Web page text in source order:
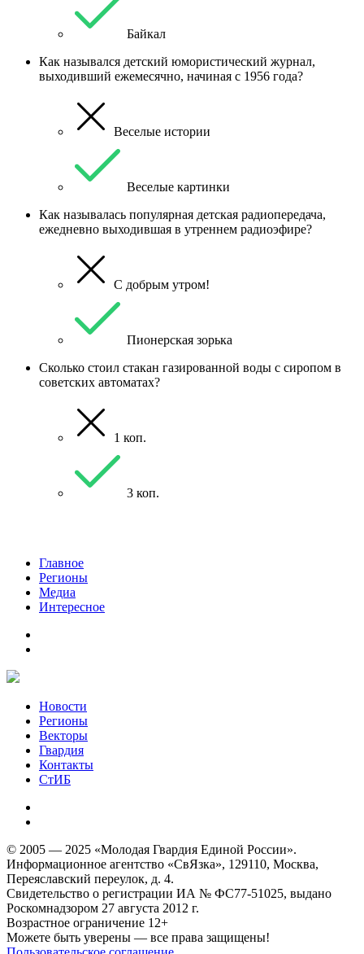
Байкал
Как назывался детский юмористический журнал,
выходивший ежемесячно, начиная с 1956 года?
Веселые истории
Веселые картинки
Как называлась популярная детская радиопередача,
ежедневно выходившая в утреннем радиоэфире?
С добрым утром!
Пионерская зорька
Сколько стоил стакан газированной воды с сиропом в
советских автоматах?
1 коп.
3 коп.
Главное
Регионы
Медиа
Интересное
Новости
Регионы
Векторы
Гвардия
Контакты
СтИБ
© 2005 — 2025 «Молодая Гвардия Единой России».
Информационное агентство «СвЯзка», 129110, Москва,
Переяславский переулок, д. 4.
Свидетельство о регистрации ИА № ФС77-51025, выдано
Роскомнадзором 27 августа 2012 г.
Возрастное ограничение 12+
Можете быть уверены — все права защищены!